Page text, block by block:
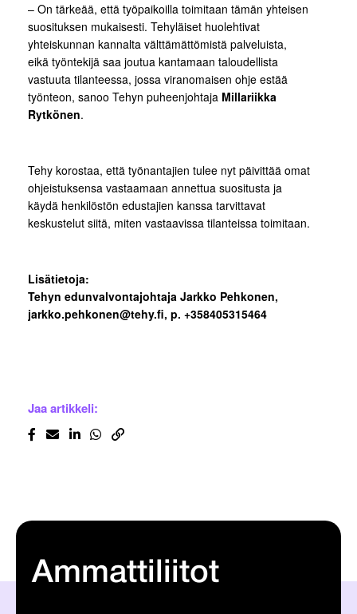
– On tärkeää, että työpaikoilla toimitaan tämän yhteisen
suosituksen mukaisesti. Tehyläiset huolehtivat
yhteiskunnan kannalta välttämättömistä palveluista,
eikä työntekijä saa joutua kantamaan taloudellista
vastuuta tilanteessa, jossa viranomaisen ohje estää
työnteon, sanoo Tehyn puheenjohtaja Millariikka
Rytkönen.
Tehy korostaa, että työnantajien tulee nyt päivittää omat
ohjeistuksensa vastaamaan annettua suositusta ja
käydä henkilöstön edustajien kanssa tarvittavat
keskustelut siitä, miten vastaavissa tilanteissa toimitaan.
Lisätietoja:
Tehyn edunvalvontajohtaja Jarkko Pehkonen,
jarkko.pehkonen@tehy.fi, p. +358405315464
Jaa artikkeli:
Ammattiliitot